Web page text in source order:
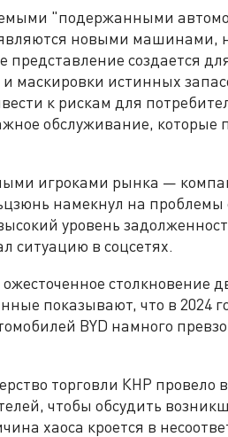
"подержанными
новыми машинами,
представление создается
маскировки истинных
к рискам для
обслуживание, которые
игроками рынка —
намекнул на проблемы
уровень
ситуацию в соцсетях.
столкновение
показывают, что в 2024
BYD намного
торговли КНР провело
чтобы обсудить
хаоса кроется в